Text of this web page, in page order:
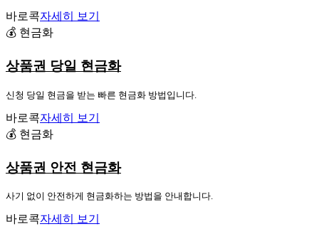
바로콕자세히 보기
💰 현금화
상품권 당일 현금화
신청 당일 현금을 받는 빠른 현금화 방법입니다.
바로콕자세히 보기
💰 현금화
상품권 안전 현금화
사기 없이 안전하게 현금화하는 방법을 안내합니다.
바로콕자세히 보기